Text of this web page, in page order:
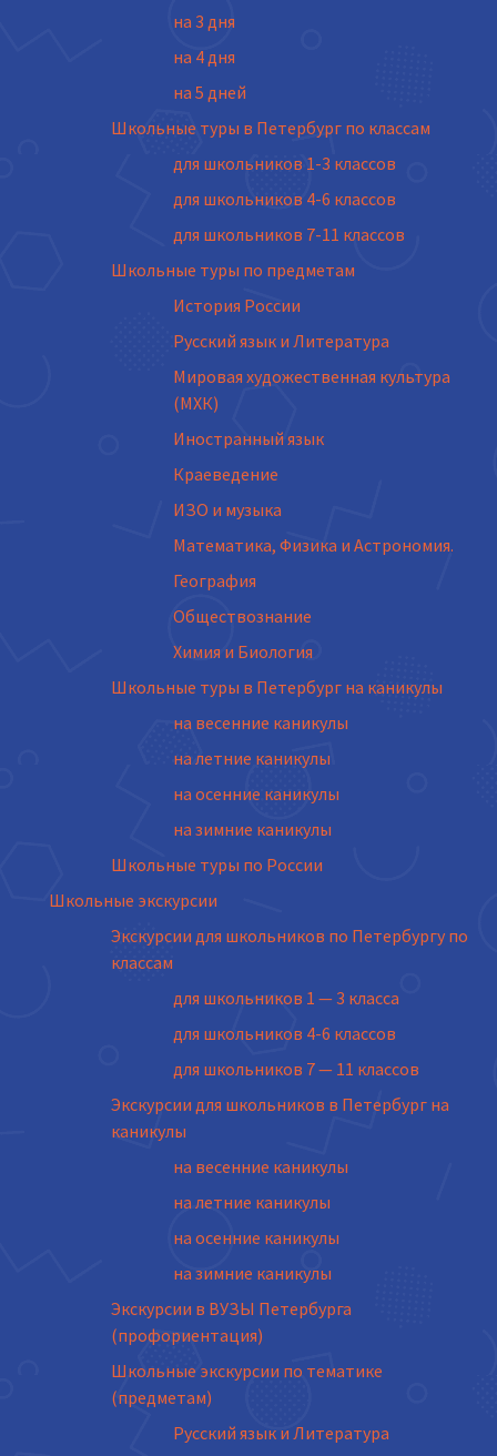
на 3 дня
на 4 дня
на 5 дней
Школьные туры в Петербург по классам
для школьников 1-3 классов
для школьников 4-6 классов
для школьников 7-11 классов
Школьные туры по предметам
История России
Русский язык и Литература
Мировая художественная культура
(МХК)
Иностранный язык
Краеведение
ИЗО и музыка
Математика, Физика и Астрономия.
География
Обществознание
Химия и Биология
Школьные туры в Петербург на каникулы
на весенние каникулы
на летние каникулы
на осенние каникулы
на зимние каникулы
Школьные туры по России
Школьные экскурсии
Экскурсии для школьников по Петербургу по
классам
для школьников 1 — 3 класса
для школьников 4-6 классов
для школьников 7 — 11 классов
Экскурсии для школьников в Петербург на
каникулы
на весенние каникулы
на летние каникулы
на осенние каникулы
на зимние каникулы
Экскурсии в ВУЗЫ Петербурга
(профориентация)
Школьные экскурсии по тематике
(предметам)
Русский язык и Литература